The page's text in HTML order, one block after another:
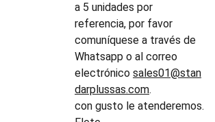
a 5 unidades por
referencia, por favor
comuníquese a través de
Whatsapp o al correo
electrónico sales01@stan
darplussas.com.
con gusto le atenderemos.